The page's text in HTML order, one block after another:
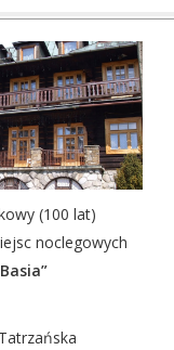
(100 lat)
noclegowych